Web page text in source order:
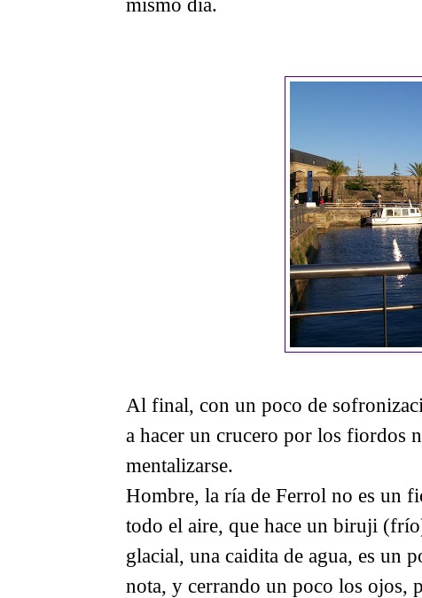
mismo día.
Al final, con un poco de
a hacer un crucero por los fiordos
mentalizarse.
Hombre, la ría de Ferrol no es un
todo el aire, que hace un biruji
glacial, una caidita de agua, es un
nota, y cerrando un poco los ojos,